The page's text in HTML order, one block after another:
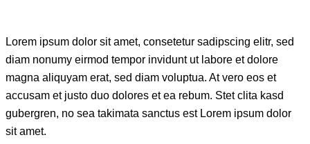
Lorem ipsum dolor sit amet, consetetur sadipscing elitr, sed
diam nonumy eirmod tempor invidunt ut labore et dolore
magna aliquyam erat, sed diam voluptua. At vero eos et
accusam et justo duo dolores et ea rebum. Stet clita kasd
gubergren, no sea takimata sanctus est Lorem ipsum dolor
sit amet.